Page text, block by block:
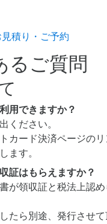
積り・ご予約
るご質問
用できますか？
ください。
カード決済ページの
ます。
証はもらえますか？
が領収証と税法上認め
たら別途、発行させて